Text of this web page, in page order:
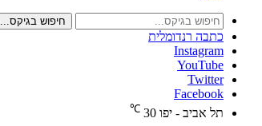
חיפוש בגיקס...
כתבה רנדומלית
Instagram
YouTube
Twitter
Facebook
תל אביב - יפו 30
℃